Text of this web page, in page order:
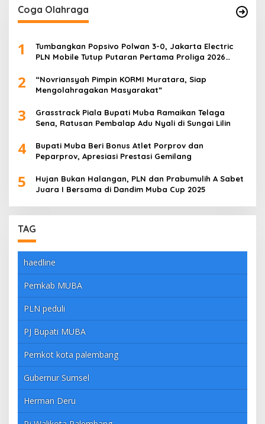
Coga Olahraga
1
Tumbangkan Popsivo Polwan 3-0, Jakarta Electric
PLN Mobile Tutup Putaran Pertama Proliga 2026
2
“Novriansyah Pimpin KORMI Muratara, Siap
Mengolahragakan Masyarakat”
3
Grasstrack Piala Bupati Muba Ramaikan Telaga
Sena, Ratusan Pembalap Adu Nyali di Sungai Lilin
4
Bupati Muba Beri Bonus Atlet Porprov dan
Peparprov, Apresiasi Prestasi Gemilang
5
Hujan Bukan Halangan, PLN dan Prabumulih A Sabet
Juara I Bersama di Dandim Muba Cup 2025
TAG
haedline
Pemkab MUBA
PLN peduli
PJ Bupati MUBA
Pemkot kota palembang
Gubernur Sumsel
Herman Deru